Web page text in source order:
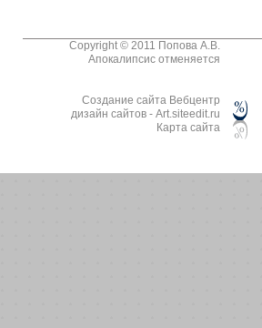
Copyright © 2011 Попова А.В.
Апокалипсис отменяется
Cоздание сайтa Вебцентр
дизайн сайтов - Art.siteedit.ru
Карта сайта